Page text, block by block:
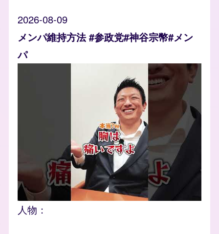
2026-08-09
メンパ維持方法 #参政党#神谷宗幣#メン
パ
人物：